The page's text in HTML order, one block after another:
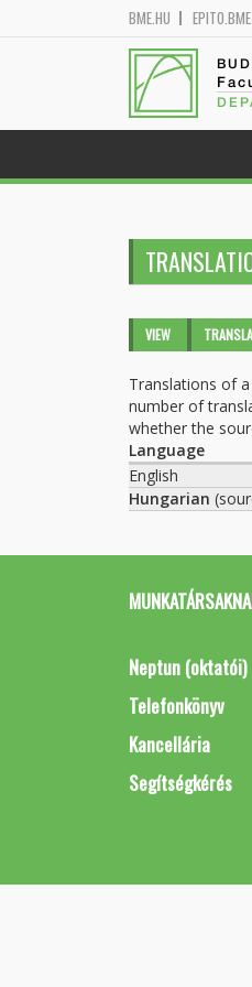
BME.HU
Primary
VIEW
Translations of
number of
whether the
Language
English
Hungarian
Neptun (oktatói)
Telefonkönyv
Kancellária
Segítségkérés